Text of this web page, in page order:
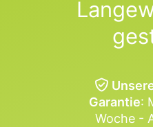
Garantie:
Woche -